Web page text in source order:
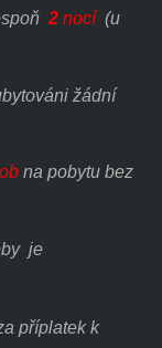
2nocí (u
žádní
na pobytu bez
je
příplatek k